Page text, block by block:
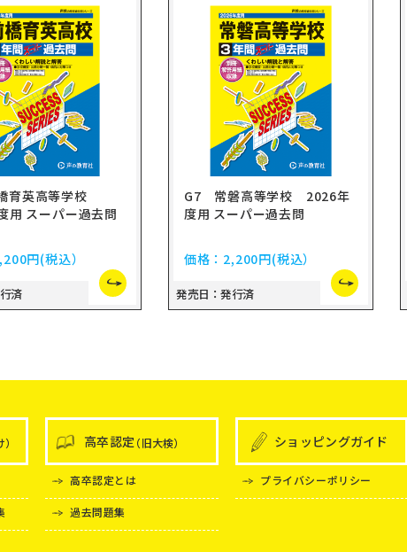
育英高等学校
用 スーパー過去問
円(税込）
済
G7 常磐高等学校 2026年
度用 スーパー過去問
価格： 2,200円(税込）
発売日：発行済
高卒認定（旧大検）
高卒認定とは
過去問題集
ショッピングガイド
プライバシーポリシー